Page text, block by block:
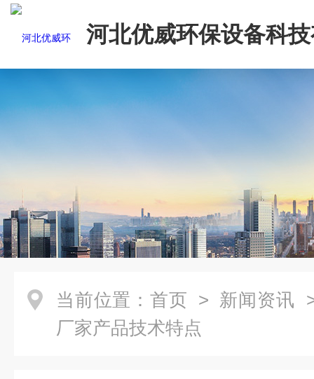
河北优威环保设备科
司
当前位置： 首页 > 新闻资讯
厂家产品技术特点